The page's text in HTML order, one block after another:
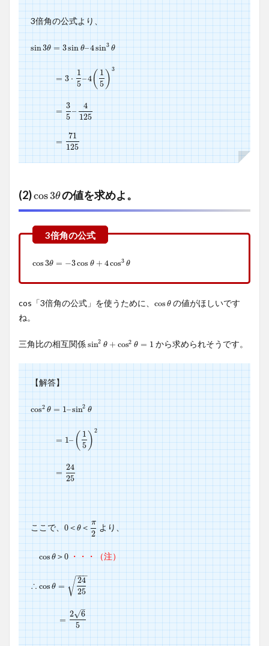
3倍角の公式より、
sin3θ = 3sinθ–4sin3 θ
sin3θ=3sinθ–4sin3θ
= 3⋅
1
5
–4(1
5)3
=3⋅15–4(15)3
=
3
5
–
4
125
=35–4125
=
71
125
=71125
(2)cos3θ
cos3θの値を求めよ。
cos3θ = −3cos θ + 4cos3 θ
cos3θ =− 3cosθ +4cos3θ
cos「3倍角の公式」を使うために、 cos θ
cosθの値がほしいです
ね。
三角比の相互関係sin2 θ + cos2 θ = 1
sin2 θ +cos2 θ= 1 から求められそうです。
【解答】
cos2 θ = 1–sin2 θ
cos2θ=1–sin2θ
= 1–(1
5)2
=1–(15)2
=
24
25
=2425
ここで、0＜θ＜
π
2
0＜θ＜π2より、
cosθ＞0
cosθ＞0・・・（注）
∴cosθ =
24
25
−−
−
√
cosθ=2425
=
2 6
–
√
5
=2 65